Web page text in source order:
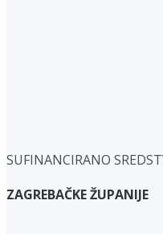
SUFINANCIRANO
ZAGREBAČKE ŽUPANIJE